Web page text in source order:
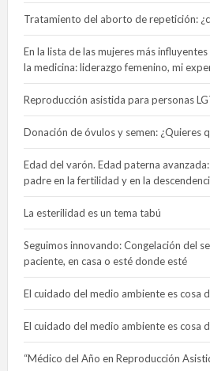
Tratamiento del aborto de repetición:
En la lista de las mujeres más
la medicina: liderazgo femenino, mi
Reproducción asistida para personas
Donación de óvulos y semen: ¿Quieres
Edad del varón. Edad paterna
padre en la fertilidad y en la
La esterilidad es un tema tabú
Seguimos innovando: Congelación del
paciente, en casa o esté donde esté
El cuidado del medio ambiente es cosa
El cuidado del medio ambiente es cosa
“Médico del Año en Reproducción